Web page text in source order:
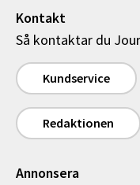
Kontakt
Så kontaktar du
Kundservice
Redaktionen
Annonsera